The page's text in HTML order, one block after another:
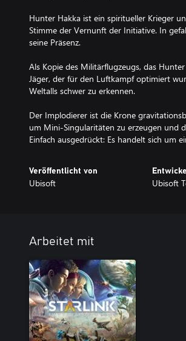
Hunter Hakka ist ein spiritueller Krieger
Stimme der Vernunft der Initiative. In
seine Präsenz.
Als Kopie des Militärflugzeugs, das
Jäger, der für den Luftkampf optimiert
Weltalls schwer zu erkennen.
Der Implodierer ist die Krone
um Mini-Singularitäten zu erzeugen und
Einfach ausgedrückt: Es handelt sich um
Veröffentlicht von
Ubisoft Ubisoft
Arbeitet mit